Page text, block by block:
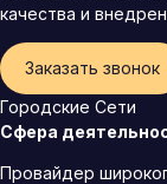
качества и
Заказать звонок
Городские Сети
Сфера
Провайдер